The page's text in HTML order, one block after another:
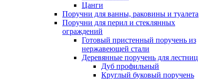
Цанги
Поручни для ванны, раковины и туалета
Поручни для перил и стеклянных
ограждений
Готовый пристенный поручень из
нержавеющей стали
Деревянные поручень для лестниц
Дуб профильный
Круглый буковый поручень